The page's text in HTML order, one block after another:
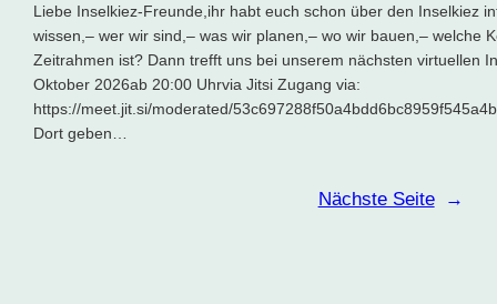
Liebe Inselkiez-Freunde,ihr habt euch schon über den Inselkiez
wissen,– wer wir sind,– was wir planen,– wo wir bauen,– welche
Zeitrahmen ist? Dann trefft uns bei unserem nächsten virtuellen
Oktober 2026ab 20:00 Uhrvia Jitsi Zugang via:
https://meet.jit.si/moderated/
Dort geben…
Nächste Seite →